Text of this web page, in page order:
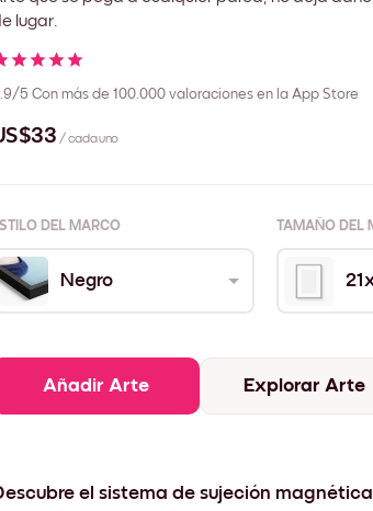
lugar.
5 Con más de 100.000 valoraciones en la App Store
/ cada uno
DEL MARCO TAMAÑO DEL
Negro
Añadir Arte Explorar Arte
el sistema de sujeción magnética